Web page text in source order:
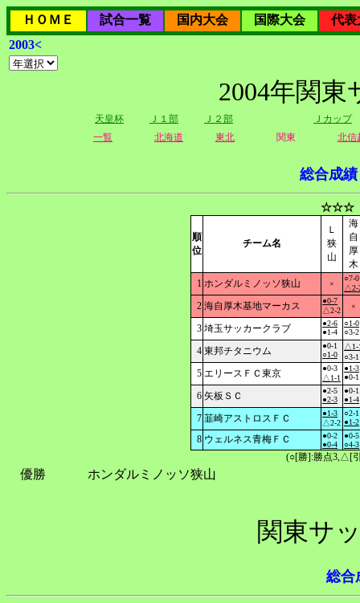
ＨＯＭＥ 試合一覧 国内大会 国際大会
代表
2003<
2004年関
天皇杯 Ｊ１部 Ｊ２部
Ｊカップ
一覧
北海道 東北 関東 北信
総合成績
☆☆☆
順
位
チーム名
Ｌ
狭
山
海
自
厚
木
1 ホンダルミノッソ狭山 ×
○7-0
△2-
2 海自厚木基地マーカス
●0-7
△2-2
×
3 埼玉サッカークラブ
●2-6
●1-4
○1-0
○3-2
4 東邦チタニウム
●0-1
○1-0
△1-
○3-1
5 エリースＦＣ東京
●0-3
△1-1
●1-3
●0-1
6 矢板ＳＣ
●2-5
●2-3
●0-1
●1-4
7 韮崎アストロスＦＣ
●1-3
△2-2
○2-1
●1-2
8 ウェルネス青梅ＦＣ
●0-2
●0-4
●0-5
○4-3
(○[勝]:勝点3,△[
優勝 ホンダルミノッソ狭山
関東サ
総合